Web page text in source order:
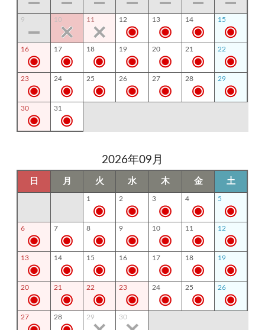
9 10 11 12 13 14 15
16 17 18 19 20 21 22
23 24 25 26 27 28 29
30 31
2026年09月
日 月 火 水 木 金 土
1 2 3 4 5
6 7 8 9 10 11 12
13 14 15 16 17 18 19
20 21 22 23 24 25 26
27 28 29 30